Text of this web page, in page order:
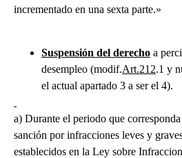
incrementado en una sexta parte.»
Suspensión del derecho a
desempleo (modif.Art.212.1 y
el actual apartado 3 a ser el 4).
a) Durante el periodo que
sanción por infracciones leves y
establecidos en la Ley sobre